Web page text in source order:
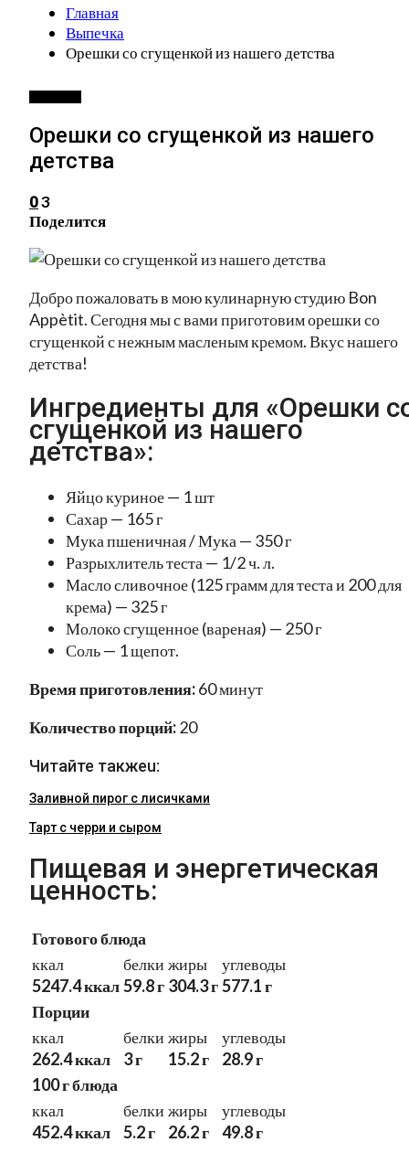
Главная
Выпечка
Орешки со сгущенкой из нашего детства
Орешки со сгущенкой из нашего
детства
03
Поделится
Добро пожаловать в мою кулинарную студию Bon
Appètit. Сегодня мы с вами приготовим орешки со
сгущенкой с нежным масленым кремом. Вкус нашего
детства!
Ингредиенты для «Орешки
сгущенкой из нашего
детства»:
Яйцо куриное — 1 шт
Сахар — 165 г
Мука пшеничная / Мука — 350 г
Разрыхлитель теста — 1/2 ч. л.
Масло сливочное (125 грамм для теста и 200 для
крема) — 325 г
Молоко сгущенное (вареная) — 250 г
Соль — 1 щепот.
Время приготовления:60 минут
Количество порций:20
Читайте такжеu:
Заливной пирог с лисичками
Тарт с черри и сыром
Пищевая и энергетическая
ценность:
Готового блюда
ккал
5247.4 ккал
белки
59.8 г
жиры
304.3 г
углеводы
577.1 г
Порции
ккал
262.4 ккал
белки
3 г
жиры
15.2 г
углеводы
28.9 г
100 г блюда
ккал
452.4 ккал
белки
5.2 г
жиры
26.2 г
углеводы
49.8 г